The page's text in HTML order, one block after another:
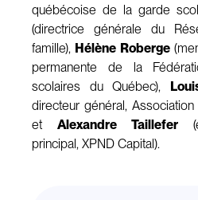
québécoise de la garde
(directrice générale du
famille), Hélène Roberge
permanente de la
scolaires du Québec),
directeur général,
et Alexandre Taillefer
principal, XPND Capital).